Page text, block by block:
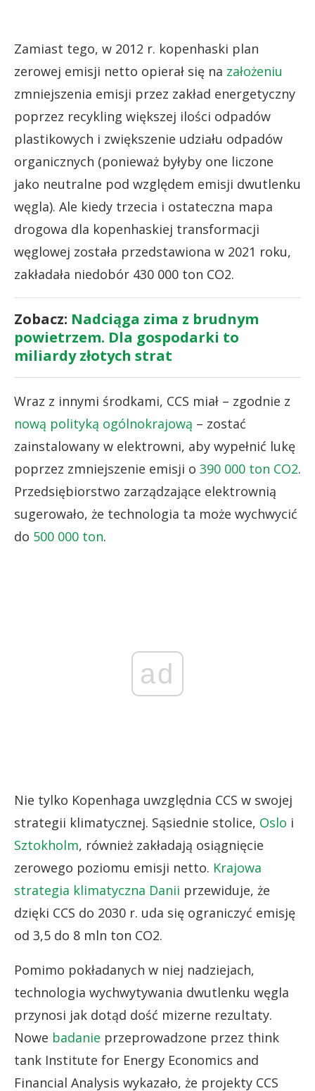
Zamiast tego, w 2012 r. kopenhaski plan
zerowej emisji netto opierał się na założeniu
zmniejszenia emisji przez zakład energetyczny
poprzez recykling większej ilości odpadów
plastikowych i zwiększenie udziału odpadów
organicznych (ponieważ byłyby one liczone
jako neutralne pod względem emisji dwutlenku
węgla). Ale kiedy trzecia i ostateczna mapa
drogowa dla kopenhaskiej transformacji
węglowej została przedstawiona w 2021 roku,
zakładała niedobór 430 000 ton CO2.
Zobacz: Nadciąga zima z brudnym
powietrzem. Dla gospodarki to
miliardy złotych strat
Wraz z innymi środkami, CCS miał – zgodnie z
nową polityką ogólnokrajową – zostać
zainstalowany w elektrowni, aby wypełnić lukę
poprzez zmniejszenie emisji o 390 000 ton CO2.
Przedsiębiorstwo zarządzające elektrownią
sugerowało, że technologia ta może wychwycić
do 500 000 ton.
ad
Nie tylko Kopenhaga uwzględnia CCS w swojej
strategii klimatycznej. Sąsiednie stolice, Oslo i
Sztokholm, również zakładają osiągnięcie
zerowego poziomu emisji netto. Krajowa
strategia klimatyczna Danii przewiduje, że
dzięki CCS do 2030 r. uda się ograniczyć emisję
od 3,5 do 8 mln ton CO2.
Pomimo pokładanych w niej nadziejach,
technologia wychwytywania dwutlenku węgla
przynosi jak dotąd dość mizerne rezultaty.
Nowe badanie przeprowadzone przez think
tank Institute for Energy Economics and
Financial Analysis wykazało, że projekty CCS